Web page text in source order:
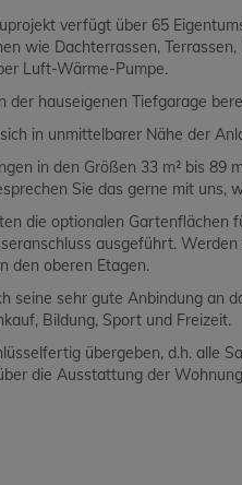
verfügt über 65
wie Dachterrassen,
Luft-Wärme-Pumpe.
der hauseigenen Tiefgarage
in unmittelbarer Nähe der
in den Größen 33 m² bis 89
Sie das gerne mit uns,
die optionalen
ausgeführt.
den oberen Etagen.
seine sehr gute Anbindung an
Bildung, Sport und
übergeben, d.h. alle
die Ausstattung der